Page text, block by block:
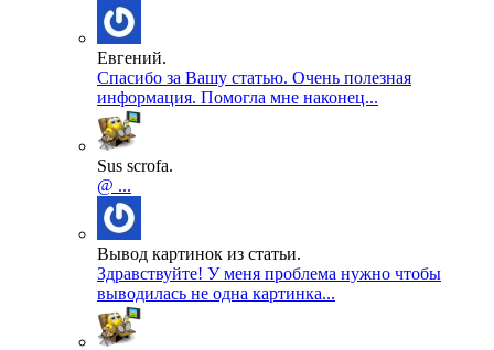
Евгений.
Спасибо за Вашу статью. Очень полезная
информация. Помогла мне наконец...
Sus scrofa.
@ ...
Вывод картинок из статьи.
Здравствуйте! У меня проблема нужно чтобы
выводилась не одна картинка...